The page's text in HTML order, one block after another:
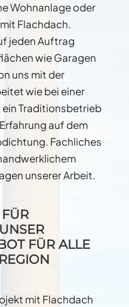
Wohnanlage oder
Flachdach.
jeden Auftrag
wie Garagen
uns mit der
wie bei einer
Traditionsbetrieb
auf dem
Fachliches
unserer Arbeit.
FÜR ALLE
mit Flachdach